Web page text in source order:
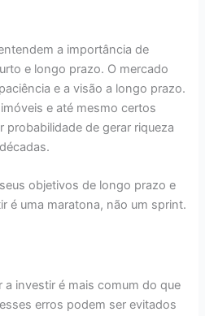
a importância de
e longo prazo. O mercado
e a visão a longo prazo.
e até mesmo certos
de gerar riqueza
objetivos de longo prazo e
é uma maratona, não um sprint.
investir é mais comum do que
erros podem ser evitados